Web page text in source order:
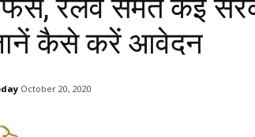
रेलवे समेत कई
कैसे करें आवेदन
October 20, 2020